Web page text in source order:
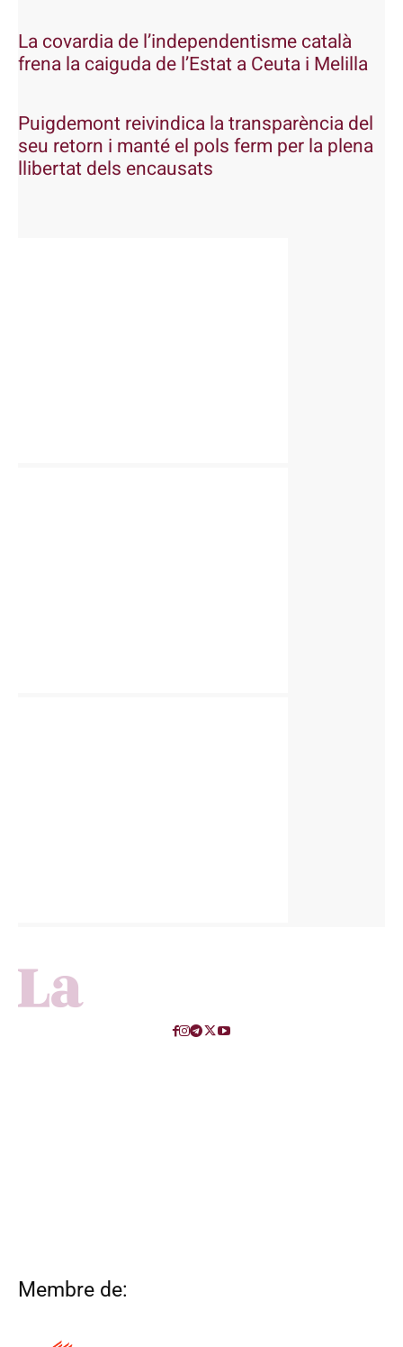
La covardia de l’independentisme català
frena la caiguda de l’Estat a Ceuta i Melilla
Puigdemont reivindica la transparència del
seu retorn i manté el pols ferm per la plena
llibertat dels encausats
Membre de: